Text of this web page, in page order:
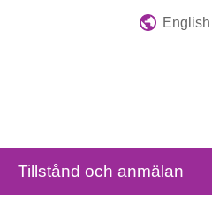
Tillstånd och anmälan